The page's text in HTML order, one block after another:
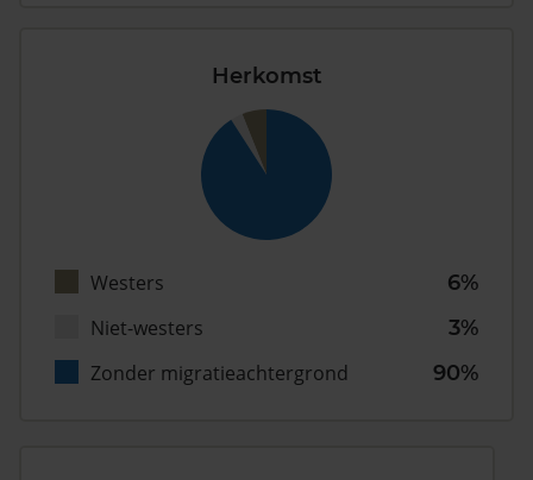
Herkomst
Westers
6%
Niet-westers
3%
Zonder migratieachtergrond
90%